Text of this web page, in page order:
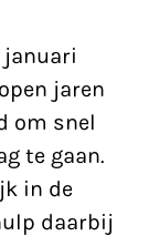
januari
jaren
om snel
te gaan.
in de
daarbij